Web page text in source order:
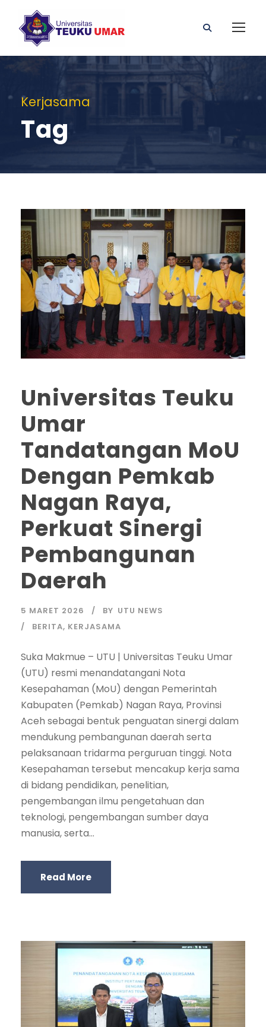
Kerjasama
Tag
Universitas Teuku
Umar
Tandatangan MoU
Dengan Pemkab
Nagan Raya,
Perkuat Sinergi
Pembangunan
Daerah
5 MARET 2026 BY UTU NEWS
BERITA, KERJASAMA
Suka Makmue – UTU | Universitas Teuku Umar
(UTU) resmi menandatangani Nota
Kesepahaman (MoU) dengan Pemerintah
Kabupaten (Pemkab) Nagan Raya, Provinsi
Aceh sebagai bentuk penguatan sinergi dalam
mendukung pembangunan daerah serta
pelaksanaan tridarma perguruan tinggi. Nota
Kesepahaman tersebut mencakup kerja sama
di bidang pendidikan, penelitian,
pengembangan ilmu pengetahuan dan
teknologi, pengembangan sumber daya
manusia, serta...
Read More